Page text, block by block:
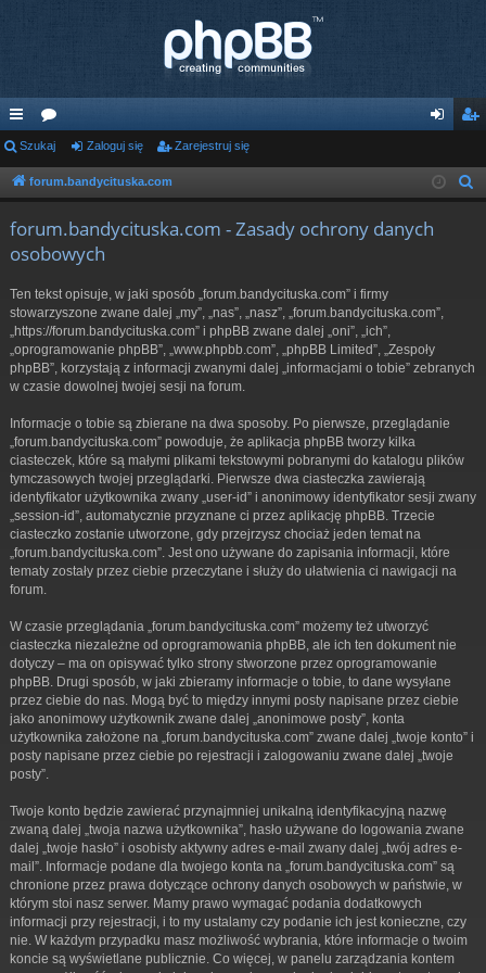
ię
ce
or
a og ej
Szukaj Zaloguj się Zarejestruj się
forum.bandycituska.com
forum.bandycituska.com - Zasady ochrony danych
osobowych
Ten tekst opisuje, w jaki sposób „forum.bandycituska.com” i firmy
stowarzyszone zwane dalej „my”, „nas”, „nasz”, „forum.bandycituska.com”,
„https://forum.bandycituska.com” i phpBB zwane dalej „oni”, „ich”,
„oprogramowanie phpBB”, „www.phpbb.com”, „phpBB Limited”, „Zespoły
phpBB”, korzystają z informacji zwanymi dalej „informacjami o tobie” zebranych
w czasie dowolnej twojej sesji na forum.
Informacje o tobie są zbierane na dwa sposoby. Po pierwsze, przeglądanie
„forum.bandycituska.com” powoduje, że aplikacja phpBB tworzy kilka
ciasteczek, które są małymi plikami tekstowymi pobranymi do katalogu plików
tymczasowych twojej przeglądarki. Pierwsze dwa ciasteczka zawierają
identyfikator użytkownika zwany „user-id” i anonimowy identyfikator sesji zwany
„session-id”, automatycznie przyznane ci przez aplikację phpBB. Trzecie
ciasteczko zostanie utworzone, gdy przejrzysz chociaż jeden temat na
„forum.bandycituska.com”. Jest ono używane do zapisania informacji, które
tematy zostały przez ciebie przeczytane i służy do ułatwienia ci nawigacji na
forum.
W czasie przeglądania „forum.bandycituska.com” możemy też utworzyć
ciasteczka niezależne od oprogramowania phpBB, ale ich ten dokument nie
dotyczy – ma on opisywać tylko strony stworzone przez oprogramowanie
phpBB. Drugi sposób, w jaki zbieramy informacje o tobie, to dane wysyłane
przez ciebie do nas. Mogą być to między innymi posty napisane przez ciebie
jako anonimowy użytkownik zwane dalej „anonimowe posty”, konta
użytkownika założone na „forum.bandycituska.com” zwane dalej „twoje konto” i
posty napisane przez ciebie po rejestracji i zalogowaniu zwane dalej „twoje
posty”.
Twoje konto będzie zawierać przynajmniej unikalną identyfikacyjną nazwę
zwaną dalej „twoja nazwa użytkownika”, hasło używane do logowania zwane
dalej „twoje hasło” i osobisty aktywny adres e-mail zwany dalej „twój adres e-
mail”. Informacje podane dla twojego konta na „forum.bandycituska.com” są
chronione przez prawa dotyczące ochrony danych osobowych w państwie, w
którym stoi nasz serwer. Mamy prawo wymagać podania dodatkowych
informacji przy rejestracji, i to my ustalamy czy podanie ich jest konieczne, czy
nie. W każdym przypadku masz możliwość wybrania, które informacje o twoim
koncie są wyświetlane publicznie. Co więcej, w panelu zarządzania kontem